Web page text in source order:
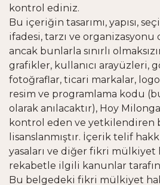
kontrol ediniz.
Bu içeriğin tasarımı, yapısı,
ifadesi, tarzı ve organizasyonu
ancak bunlarla sınırlı
grafikler, kullanıcı arayüzleri,
fotoğraflar, ticari markalar,
resim ve programlama kodu
olarak anılacaktır), Hoy
kontrol eden ve yetkilendiren
lisanslanmıştır. İçerik telif
yasaları ve diğer fikri mülkiyet
rekabetle ilgili kanunlar
Bu belgedeki fikri mülkiyet